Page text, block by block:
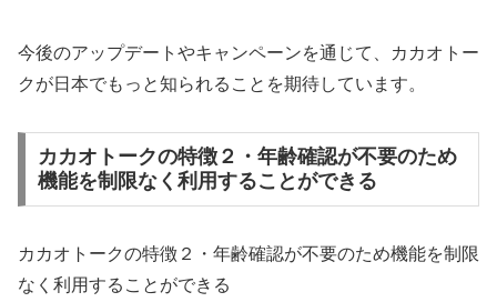
今後のアップデートやキャンペーンを通じて、カカオトー
クが日本でもっと知られることを期待しています。
カカオトークの特徴２・年齢確認が不要のため
機能を制限なく利用することができる
カカオトークの特徴２・年齢確認が不要のため機能を制限
なく利用することができる